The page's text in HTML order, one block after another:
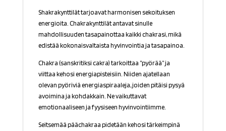
Shakrakynttilät tarjoavat harmonisen sekoituksen
energioita. Chakrakynttilät antavat sinulle
mahdollisuuden tasapainottaa kaikki chakrasi, mikä
edistää kokonaisvaltaista hyvinvointia ja tasapainoa.
Chakra (sanskritiksi cakra) tarkoittaa ”pyörää” ja
viittaa kehosi energiapisteisiin. Niiden ajatellaan
olevan pyöriviä energiaspiraaleja, joiden pitäisi pysyä
avoimina ja kohdakkain. Ne vaikuttavat
emotionaaliseen ja fyysiseen hyvinvointiimme.
Seitsemää päächakraa pidetään kehosi tärkeimpinä